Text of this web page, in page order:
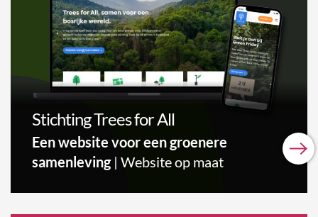
Stichting Trees for All
Een website voor een groenere
samenleving| Website op maat